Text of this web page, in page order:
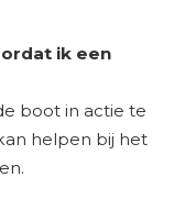
ik een
boot in actie te
helpen bij het